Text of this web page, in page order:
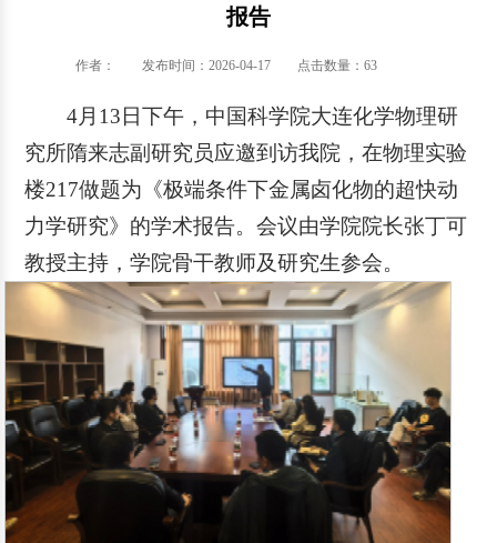
报告
作者： 发布时间：2026-04-17 点击数量： 63
4月13日下午，中国科学院大连化学物理研
究所隋来志副研究员应邀到访我院，在物理实验
楼217做题为《极端条件下金属卤化物的超快动
力学研究》的学术报告。会议由学院院长张丁可
教授主持，学院骨干教师及研究生参会。